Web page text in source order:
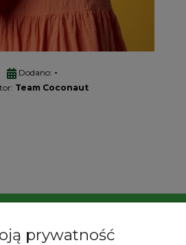
Dodano: -
Team Coconaut
prywatność